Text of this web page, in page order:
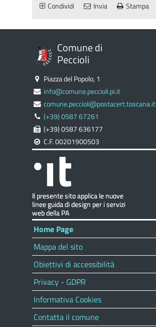
Condividi Invia Stampa
Comune di
Peccioli
Piazza del Popolo, 1
info@comune.peccioli.pi.it
comune.peccioli@postacert.toscana.it
(+39) 0587 67261
(+39) 0587 636177
C.F. 00201900503
Home Page
Mappa del sito
Obiettivi di accessibilità
Privacy - GDPR
Informativa Cookies
Contatta il comune